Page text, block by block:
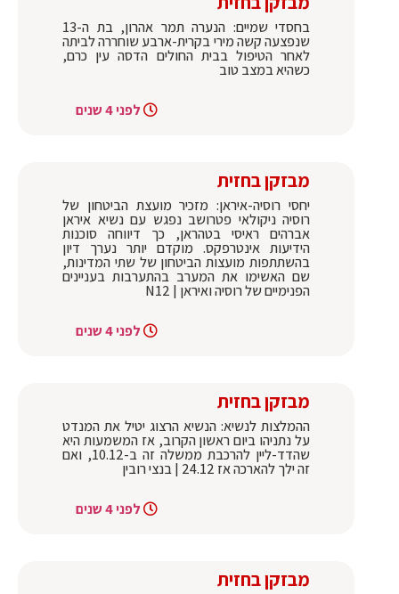
בחסדי שמיים: הנערה תמר אהרון, בת ה-13
שנפצעה קשה מירי בקרית-ארבע שוחררה לביתה
לאחר הטיפול בבית החולים הדסה עין כרם,
כשהיא במצב טוב
לפני 4 שנים
מבזקן בחזית
יחסי רוסיה-איראן: מזכיר מועצת הביטחון של
רוסיה ניקולאי פטרושב נפגש עם נשיא איראן
אברהים ראיסי בטהראן, כך דיווחה סוכנות
הידיעות אינטרפקס. מוקדם יותר נערך דיון
בהשתתפות מועצות הביטחון של שתי המדינות,
שם האשימו את המערב בהתערבות בעניינים
הפנימיים של רוסיה ואיראן | N12
לפני 4 שנים
מבזקן בחזית
ההמלצות לנשיא: הנשיא הרצוג יטיל את המנדט
על נתניהו ביום ראשון הקרוב, אז המשמעות היא
שהדד-ליין להרכבת ממשלה זה ב-10.12, ואם
זה ילך להארכה אז 24.12 | בנצי רובין
לפני 4 שנים
מבזקן בחזית